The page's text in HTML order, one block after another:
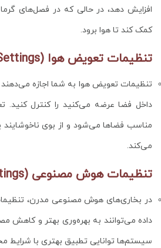
افزایش دهد، در حالی که در فصل‌های
کمک کند تا هوا برود.
تنظیمات تعویض هوا (Air Circulation Settings)
تنظیمات تعویض هوا به شما اجازه می‌دهند
داخل فضا عرضه می‌کنید را کنترل کنید.
مناسب فضاها می‌شود و از بوی
می‌کند.
تنظیمات هوش مصنوعی (Smart Settings)
در بخاری‌های هوش مصنوعی مدرن،
داده می‌توانند به بهره‌وری بهتر و
سیستم‌ها توانایی تطبیق بهتری با شرایط